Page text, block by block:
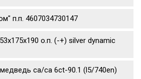
п.п. 4607034730147
о.п. (-+) silver dynamic
ca/ca 6ct-90.1 (l5/740en)